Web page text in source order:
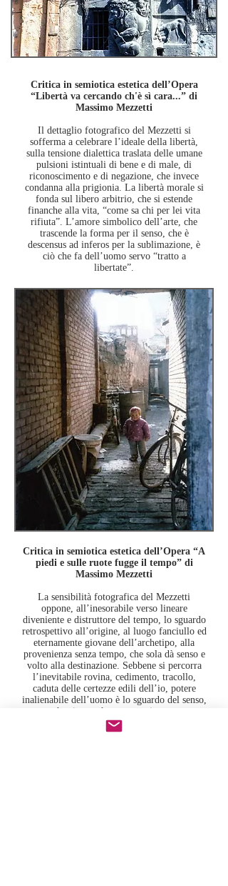
Critica in semiotica estetica dell’Opera
“Libertà va cercando ch'è sì cara...” di
Massimo Mezzetti
Il dettaglio fotografico del Mezzetti si
sofferma a celebrare l’ideale della libertà,
sulla tensione dialettica traslata delle umane
pulsioni istintuali di bene e di male, di
riconoscimento e di negazione, che invece
condanna alla prigionia. La libertà morale si
fonda sul libero arbitrio, che si estende
finanche alla vita, “come sa chi per lei vita
rifiuta”. L’amore simbolico dell’arte, che
trascende la forma per il senso, che è
descensus ad inferos per la sublimazione, è
ciò che fa dell’uomo servo “tratto a
libertate”.
Critica in semiotica estetica dell’Opera “A
piedi e sulle ruote fugge il tempo” di
Massimo Mezzetti
La sensibilità fotografica del Mezzetti
oppone, all’inesorabile verso lineare
diveniente e distruttore del tempo, lo sguardo
retrospettivo all’origine, al luogo fanciullo ed
eternamente giovane dell’archetipo, alla
provenienza senza tempo, che sola dà senso e
volto alla destinazione. Sebbene si percorra
l’inevitabile rovina, cedimento, tracollo,
caduta delle certezze edili dell’io, potere
inalienabile dell’uomo è lo sguardo del senso,
che risorgerà nuova ogni cosa.